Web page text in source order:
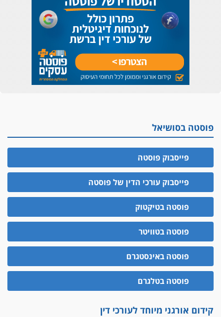
פוסטה בסושיאל
פייסבוק פוסטה
פייסבוק עורכי הדין של פוסטה
פוסטה בטיקטוק
פוסטה בטוויטר
פוסטה באינסטגרם
פוסטה בטלגרם
קידום אורגני מיוחד לעורכי דין